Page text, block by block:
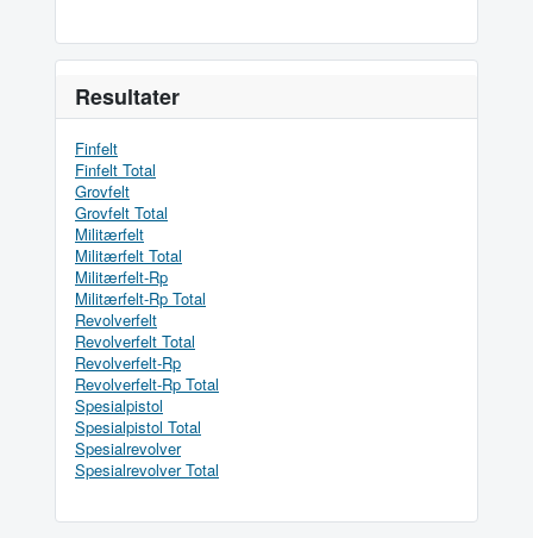
Resultater
Finfelt
Finfelt Total
Grovfelt
Grovfelt Total
Militærfelt
Militærfelt Total
Militærfelt-Rp
Militærfelt-Rp Total
Revolverfelt
Revolverfelt Total
Revolverfelt-Rp
Revolverfelt-Rp Total
Spesialpistol
Spesialpistol Total
Spesialrevolver
Spesialrevolver Total